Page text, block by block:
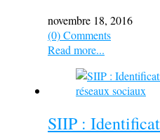
novembre 18, 2016
(0) Comments
Read more...
SIIP :